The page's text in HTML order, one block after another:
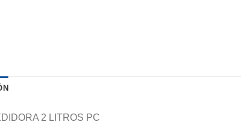
2 LITROS PC